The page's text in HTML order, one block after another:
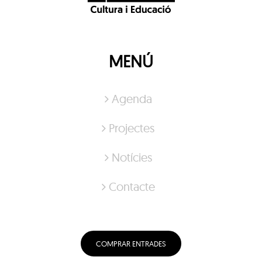
MENÚ
Agenda
Projectes
Notícies
Contacte
COMPRAR ENTRADES